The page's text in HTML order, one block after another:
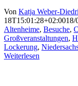
Von Katja Weber-
18T15:01:28+02:0018/
Altenheime, Besuche,
Großveranstaltungen,
Lockerung,
Weiterlesen